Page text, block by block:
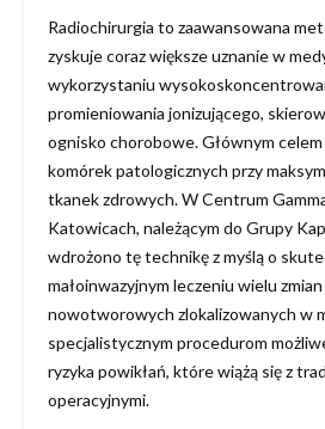
Radiochirurgia to zaawansowana
zyskuje coraz większe uznanie w
wykorzystaniu
promieniowania jonizującego,
ognisko chorobowe. Głównym
komórek patologicznych przy
tkanek zdrowych. W Centrum
Katowicach, należącym do Grupy
wdrożono tę technikę z myślą o
małoinwazyjnym leczeniu wielu
nowotworowych zlokalizowanych w
specjalistycznym procedurom
ryzyka powikłań, które wiążą się z
operacyjnymi.